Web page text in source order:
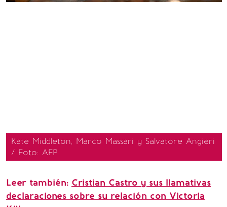
Kate Middleton, Marco Massari y Salvatore Angieri
/ Foto: AFP
Leer también: Cristian Castro y sus llamativas
declaraciones sobre su relación con Victoria